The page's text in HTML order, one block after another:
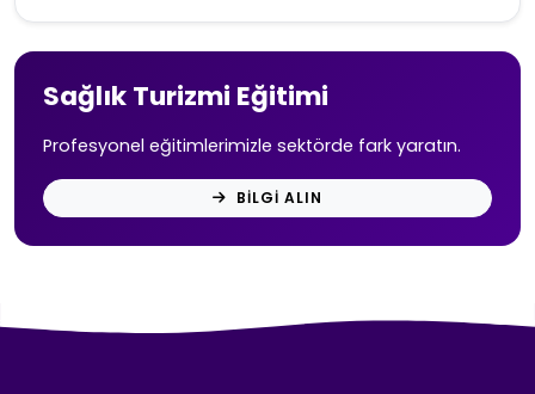
Sağlık Turizmi Eğitimi
Profesyonel eğitimlerimizle sektörde fark yaratın.
BILGI ALIN